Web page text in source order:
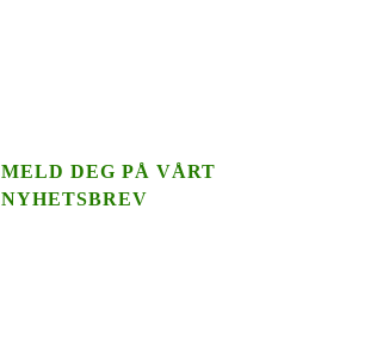
MELD DEG PÅ VÅRT
NYHETSBREV